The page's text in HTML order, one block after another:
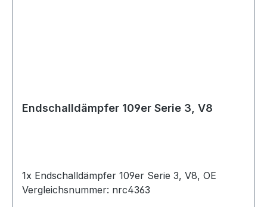
Endschalldämpfer 109er Serie 3, V8
1x Endschalldämpfer 109er Serie 3, V8, OE
Vergleichsnummer: nrc4363